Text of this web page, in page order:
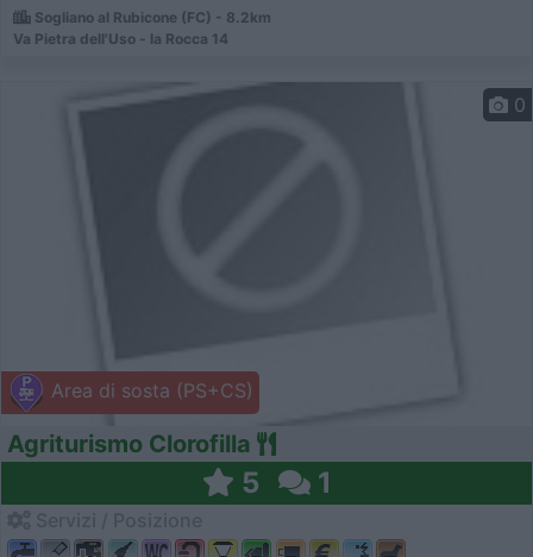
Sogliano al Rubicone (FC) - 8.2km
Va Pietra dell'Uso - la Rocca 14
Area di sosta (PS+CS)
0
Agriturismo Clorofilla
5 1